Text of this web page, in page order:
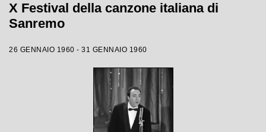
X Festival della canzone italiana di
Sanremo
26 GENNAIO 1960 - 31 GENNAIO 1960